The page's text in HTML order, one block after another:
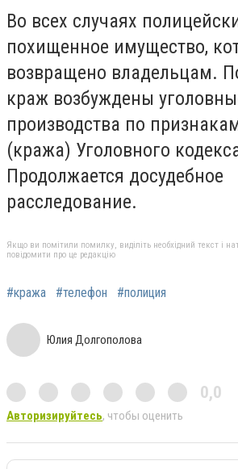
Во всех случаях
похищенное имущество,
возвращено владельцам.
краж возбуждены
производства по
(кража) Уголовного
Продолжается досудебное
расследование.
Якщо ви помітили помилку, виділіть необхідний текст і
повідомити про це редакцію
#кража #телефон #полиция
Юлия Долгополова
0,0
Авторизируйтесь, чтобы оценить